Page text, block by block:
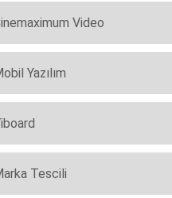
Video
Yazılım
Tescili